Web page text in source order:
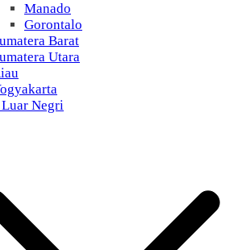
Manado
Gorontalo
Barat
Utara
Negri